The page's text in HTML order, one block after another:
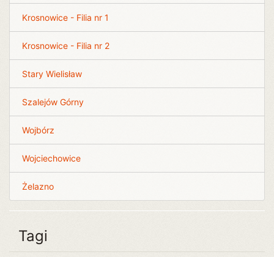
Krosnowice - Filia nr 1
Krosnowice - Filia nr 2
Stary Wielisław
Szalejów Górny
Wojbórz
Wojciechowice
Żelazno
Tagi